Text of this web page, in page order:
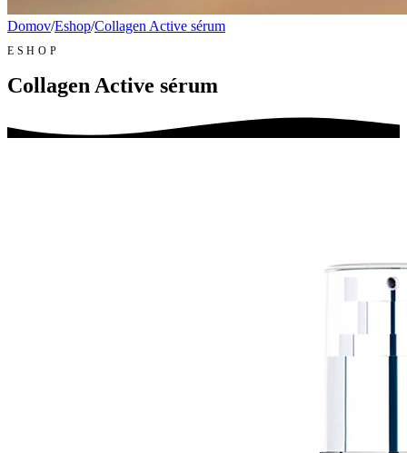
Domov/Eshop/Collagen Active sérum
ESHOP
Collagen Active sérum